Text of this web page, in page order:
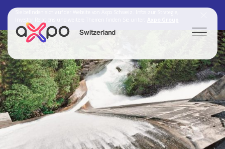
Switzerland
Search
Axpo Group